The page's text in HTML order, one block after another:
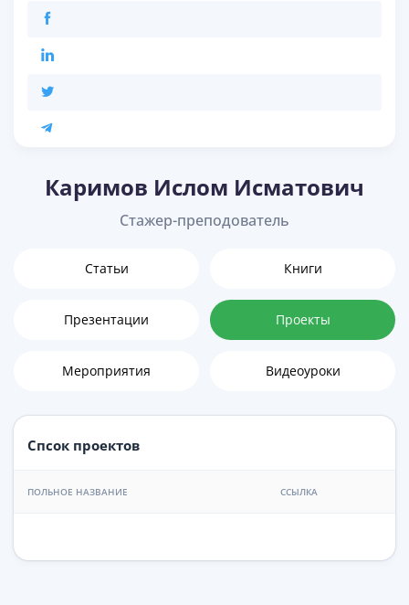
Каримов Ислом Исматович
Стажер-преподователь
Статьи Книги
Презентации Проекты
Мероприятия Видеоуроки
Спсок проектов
ПОЛЬНОЕ НАЗВАНИЕ ССЫЛКА